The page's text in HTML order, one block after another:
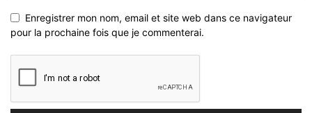
Enregistrer mon nom, email et site web dans ce navigateur
pour la prochaine fois que je commenterai.